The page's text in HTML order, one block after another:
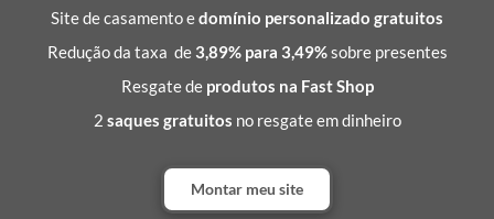
Site de casamento edomínio personalizado gratuitos
Redução da taxa de 3,89% para 3,49%sobre presentes
Resgate de produtos na Fast Shop
2 saques gratuitos no resgate em dinheiro
Montar meu site